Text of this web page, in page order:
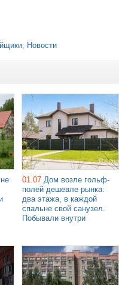
; Новости
01.07 Дом возле гольф-
полей дешевле рынка:
два этажа, в каждой
спальне свой санузел.
Побывали внутри